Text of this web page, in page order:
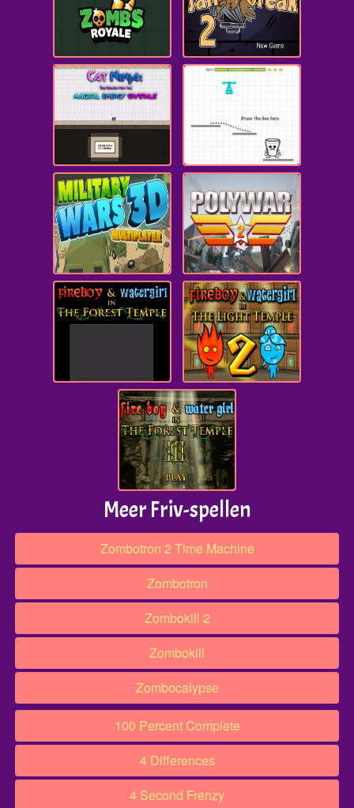
Meer Friv-spellen
Zombotron 2 Time Machine
Zombotron
Zombokill 2
Zombokill
Zombocalypse
100 Percent Complete
4 Differences
4 Second Frenzy